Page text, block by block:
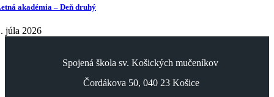
akadémia – Deň druhý
júla 2026
Spojená škola sv. Košických mučeníkov
Čordákova 50, 040 23 Košice